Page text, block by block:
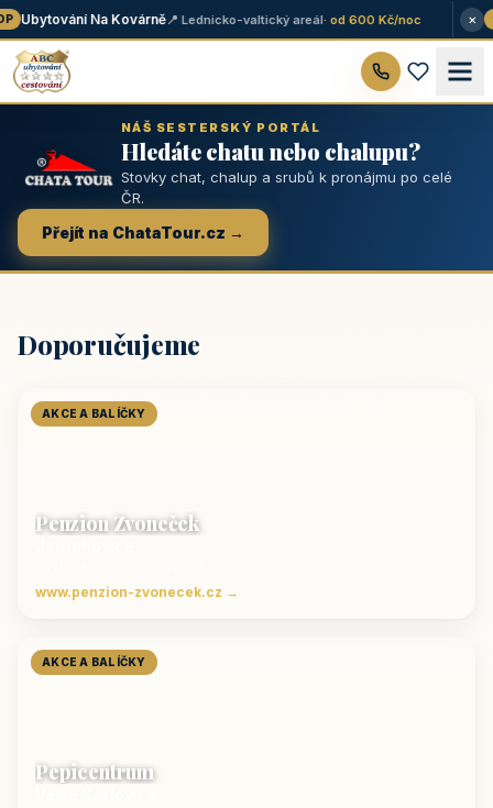
Ubytování Na Kovárně📍 Lednicko-valtický areál· od 600 Kč/noc ★
×
NÁŠ SESTERSKÝ PORTÁL
Hledáte chatu nebo chalupu?
Stovky chat, chalup a srubů k pronájmu po celé
ČR.
Přejít na ChataTour.cz →
Doporučujeme
AKCE A BALÍČKY
Penzion Zvoneček
www.penzion-zvonecek.cz →
AKCE A BALÍČKY
Pepicentrum